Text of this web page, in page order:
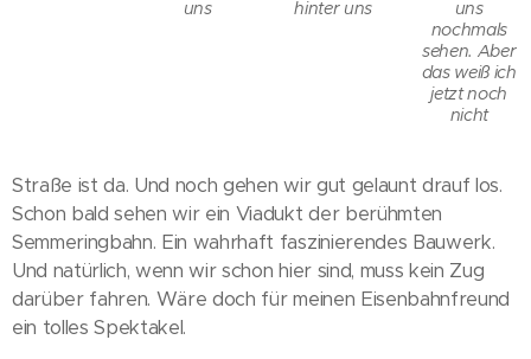
uns
hinter uns
uns
nochmals
sehen. Aber
das weiß ich
jetzt noch
nicht
Straße ist da. Und noch gehen wir gut gelaunt drauf los.
Schon bald sehen wir ein Viadukt der berühmten
Semmeringbahn. Ein wahrhaft faszinierendes Bauwerk.
Und natürlich, wenn wir schon hier sind, muss kein Zug
darüber fahren. Wäre doch für meinen Eisenbahnfreund
ein tolles Spektakel.